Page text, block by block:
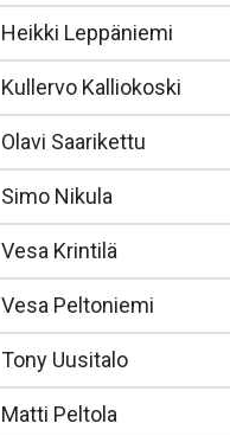
Heikki Leppäniemi
Kullervo Kalliokoski
Olavi Saarikettu
Simo Nikula
Vesa Krintilä
Vesa Peltoniemi
Tony Uusitalo
Matti Peltola